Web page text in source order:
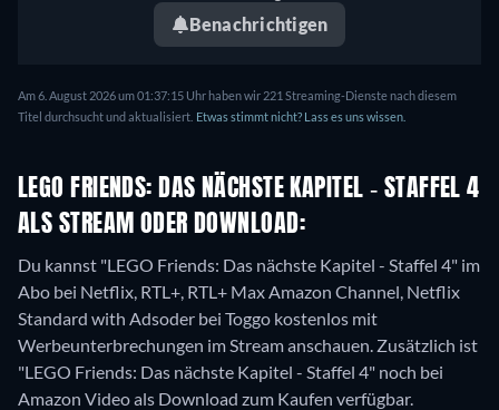
Benachrichtigen
Am 6. August 2026 um 01:37:15 Uhr haben wir 221 Streaming-Dienste nach diesem
Titel durchsucht und aktualisiert. Etwas stimmt nicht? Lass es uns wissen.
LEGO FRIENDS: DAS NÄCHSTE KAPITEL - STAFFEL 4
ALS STREAM ODER DOWNLOAD:
Du kannst "LEGO Friends: Das nächste Kapitel - Staffel 4" im
Abo bei Netflix, RTL+, RTL+ Max Amazon Channel, Netflix
Standard with Adsoder bei Toggo kostenlos mit
Werbeunterbrechungen im Stream anschauen. Zusätzlich ist
"LEGO Friends: Das nächste Kapitel - Staffel 4" noch bei
Amazon Video als Download zum Kaufen verfügbar.